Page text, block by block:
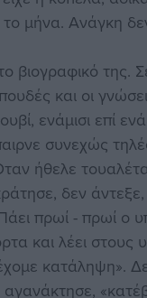
μήνα. Ανάγκη
βιογραφικό
και οι
ενάμισι επί
συνεχώς
ήθελε
δεν
πρωί - πρωί ο
και λέει
κατάληψη».